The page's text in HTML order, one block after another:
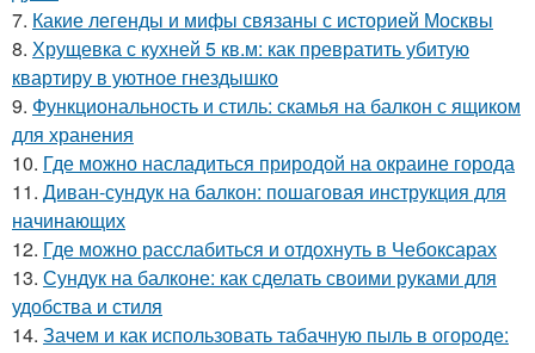
7. Какие легенды и мифы связаны с историей Москвы
8. Хрущевка с кухней 5 кв.м: как превратить убитую
квартиру в уютное гнездышко
9. Функциональность и стиль: скамья на балкон с ящиком
для хранения
10. Где можно насладиться природой на окраине города
11. Диван-сундук на балкон: пошаговая инструкция для
начинающих
12. Где можно расслабиться и отдохнуть в Чебоксарах
13. Сундук на балконе: как сделать своими руками для
удобства и стиля
14. Зачем и как использовать табачную пыль в огороде: